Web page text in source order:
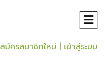
สมัครสมาชิกใหม่ | เข้าสู่ระบบ